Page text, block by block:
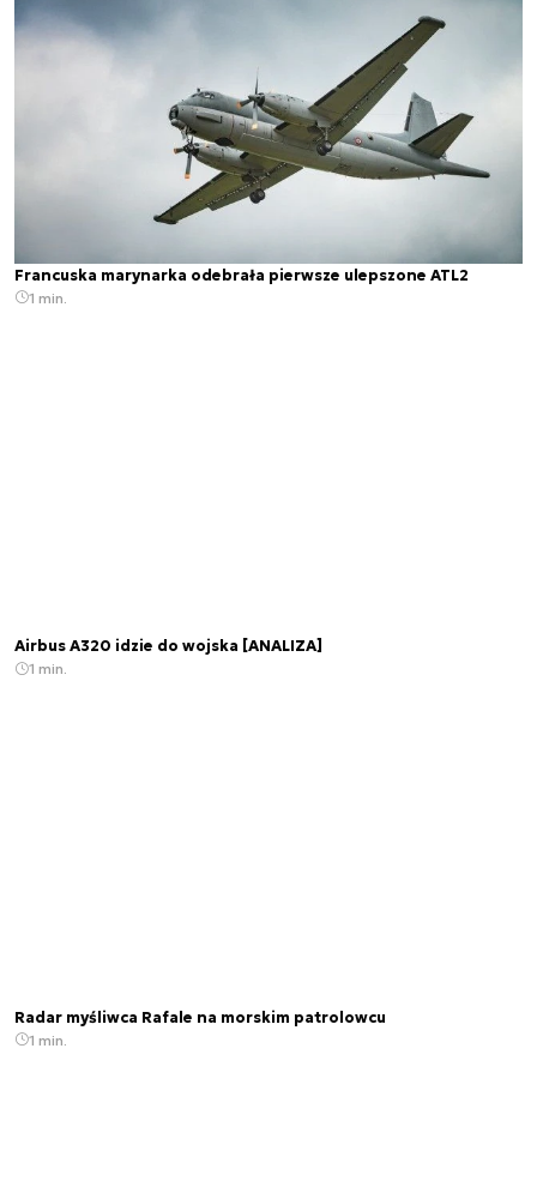
Francuska marynarka odebrała pierwsze ulepszone ATL2
1 min.
Airbus A320 idzie do wojska [ANALIZA]
1 min.
Radar myśliwca Rafale na morskim patrolowcu
1 min.